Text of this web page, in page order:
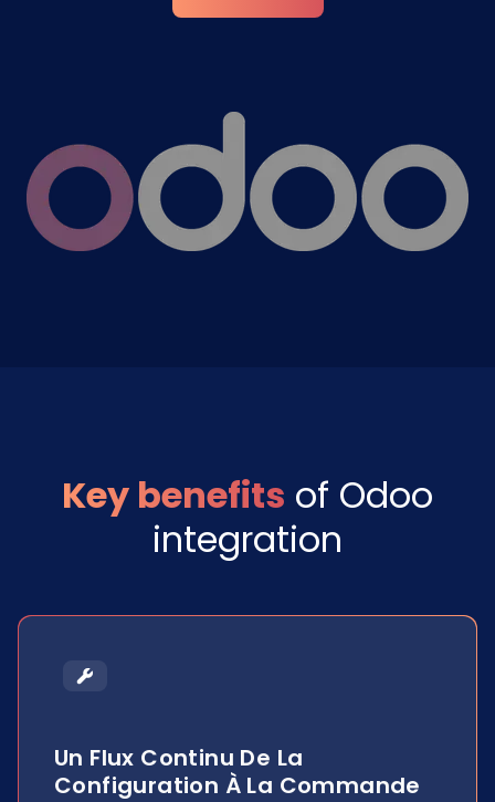
Key benefits of Odoo
integration
Un Flux Continu De La
Configuration À La Commande